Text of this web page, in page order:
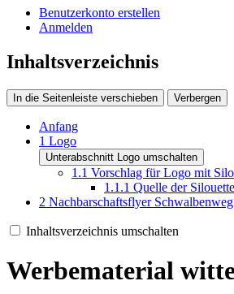
Benutzerkonto erstellen
Anmelden
Inhaltsverzeichnis
In die Seitenleiste verschieben Verbergen
Anfang
1 Logo
Unterabschnitt Logo umschalten
1.1 Vorschlag für Logo mit
1.1.1 Quelle der Silouette
2 Nachbarschaftsflyer Schwalbenweg
Inhaltsverzeichnis umschalten
Werbematerial